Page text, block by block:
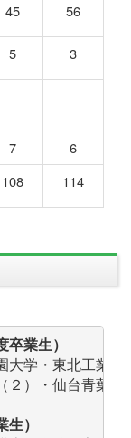
45 56
5 3
7 6
108 114
業生）
大学・東北工業
２）・仙台青葉
）